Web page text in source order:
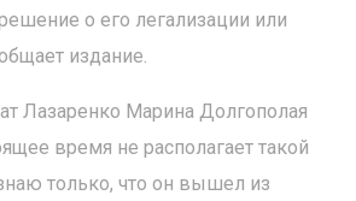
о его легализации или
издание.
Лазаренко Марина Долгополая
время не располагает такой
только, что он вышел из